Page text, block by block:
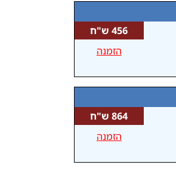
456 ש"ח
הזמנה
864 ש"ח
הזמנה